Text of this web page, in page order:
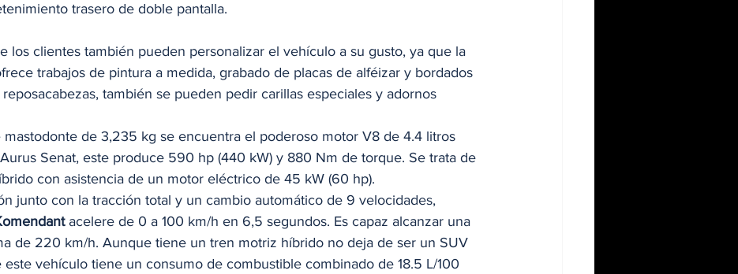
trasero de doble pantalla.
los clientes también pueden personalizar el vehículo a su gusto, ya que la
trabajos de pintura a medida, grabado de placas de alféizar y bordados
también se pueden pedir carillas especiales y adornos
mastodonte de 3,235 kg se encuentra el poderoso motor V8 de 4.4 litros
Senat, este produce 590 hp (440 kW) y 880 Nm de torque. Se trata de
con asistencia de un motor eléctrico de 45 kW (60 hp).
junto con la tracción total y un cambio automático de 9 velocidades,
acelere de 0 a 100 km/h en 6,5 segundos. Es capaz alcanzar una
de 220 km/h. Aunque tiene un tren motriz híbrido no deja de ser un SUV
este vehículo tiene un consumo de combustible combinado de 18.5 L/100